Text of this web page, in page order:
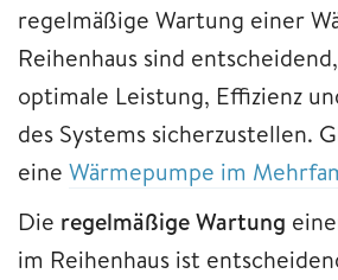
regelmäßige Wartung einer
Reihenhaus sind
optimale Leistung, Effizienz
des Systems sicherzustellen.
eine Wärmepumpe im
Die regelmäßige Wartung
im Reihenhaus ist